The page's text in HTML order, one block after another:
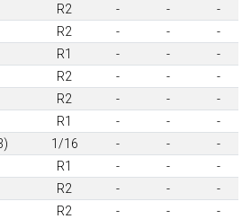
R2 - -
-
R2 - -
-
R1 - -
-
R2 - -
-
R2 - -
-
R1 - -
-
1/16 - -
-
R1 - -
-
R2 - -
-
R2 - -
-